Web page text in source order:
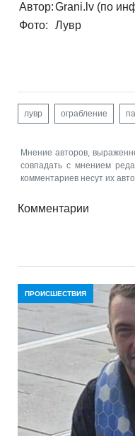
Автор:Grani.lv (по
Фото:
Лувр
лувр ограбление
Мнение авторов,
совпадать с мнением
комментариев несут их
Комментарии
ПРОИСШЕСТВИЯ